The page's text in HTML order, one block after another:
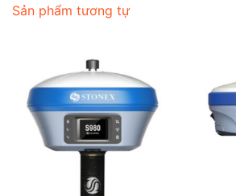
Sản phẩm tương tự